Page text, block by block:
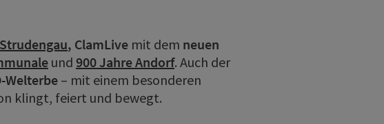
, ClamLive mit dem neuen
und 900 Jahre Andorf. Auch der
Welterbe– mit einem besonderen
klingt, feiert und bewegt.